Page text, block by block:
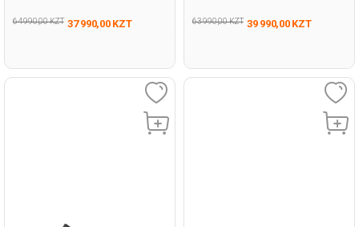
64 990,00 KZT 37 990,00 KZT 63 990,00 KZT 39 990,00 KZT